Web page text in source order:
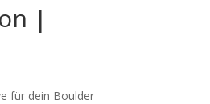
|
für dein Boulder